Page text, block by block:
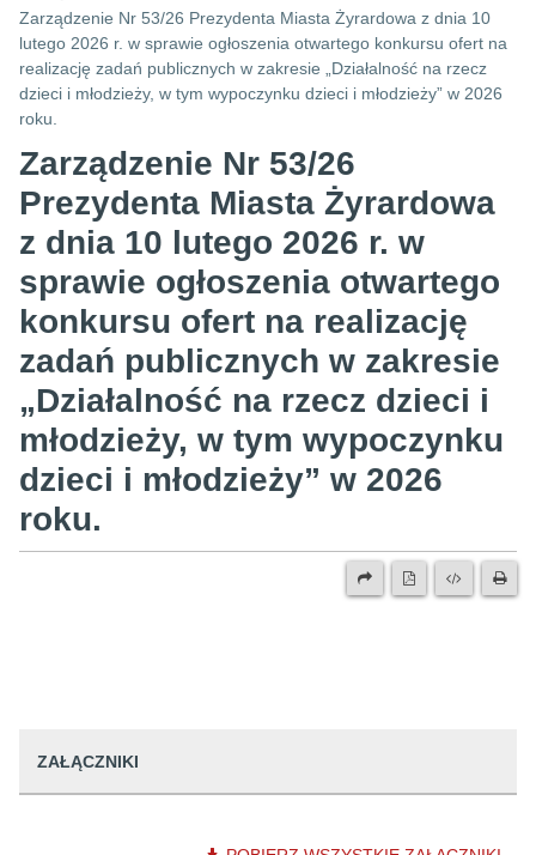
Zarządzenie Nr 53/26 Prezydenta Miasta Żyrardowa z dnia 10
lutego 2026 r. w sprawie ogłoszenia otwartego konkursu ofert na
realizację zadań publicznych w zakresie „Działalność na rzecz
dzieci i młodzieży, w tym wypoczynku dzieci i młodzieży” w 2026
roku.
Zarządzenie Nr 53/26
Prezydenta Miasta Żyrardowa
z dnia 10 lutego 2026 r. w
sprawie ogłoszenia otwartego
konkursu ofert na realizację
zadań publicznych w zakresie
„Działalność na rzecz dzieci i
młodzieży, w tym wypoczynku
dzieci i młodzieży” w 2026
roku.
ZAŁĄCZNIKI